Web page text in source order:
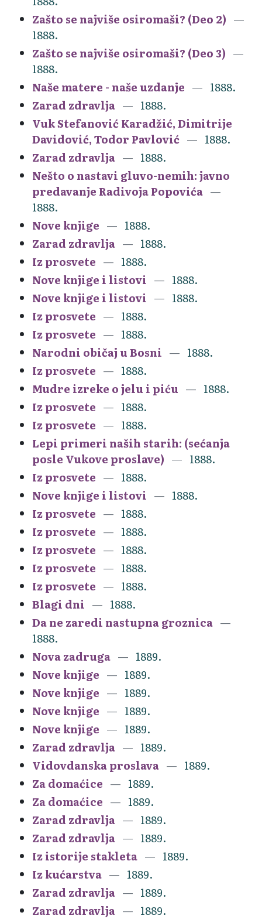
Zašto se najviše osiromaši? (Deo 2)
1888.
Zašto se najviše osiromaši? (Deo 3)
1888.
Naše matere - naše uzdanje
1888.
Zarad zdravlja
1888.
Vuk Stefanović Karadžić, Dimitrije
Davidović, Todor Pavlović
1888.
Zarad zdravlja
1888.
Nešto o nastavi gluvo-nemih: javno
predavanje Radivoja Popovića
1888.
Nove knjige
1888.
Zarad zdravlja
1888.
Iz prosvete
1888.
Nove knjige i listovi
1888.
Nove knjige i listovi
1888.
Iz prosvete
1888.
Iz prosvete
1888.
Narodni običaj u Bosni
1888.
Iz prosvete
1888.
Mudre izreke o jelu i piću
1888.
Iz prosvete
1888.
Iz prosvete
1888.
Lepi primeri naših starih: (sećanja
posle Vukove proslave)
1888.
Iz prosvete
1888.
Nove knjige i listovi
1888.
Iz prosvete
1888.
Iz prosvete
1888.
Iz prosvete
1888.
Iz prosvete
1888.
Iz prosvete
1888.
Blagi dni
1888.
Da ne zaredi nastupna groznica
1888.
Nova zadruga
1889.
Nove knjige
1889.
Nove knjige
1889.
Nove knjige
1889.
Nove knjige
1889.
Zarad zdravlja
1889.
Vidovdanska proslava
1889.
Za domaćice
1889.
Za domaćice
1889.
Zarad zdravlja
1889.
Zarad zdravlja
1889.
Iz istorije stakleta
1889.
Iz kućarstva
1889.
Zarad zdravlja
1889.
Zarad zdravlja
1889.